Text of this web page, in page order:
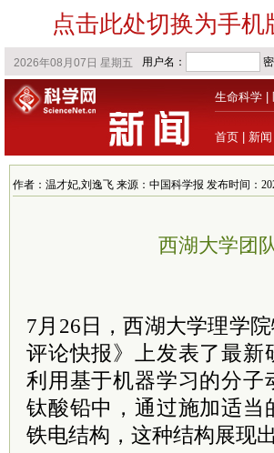
点击此处切换为手机
生命科学
首页 新闻
作者：温才妃,刘逸飞 来源：中国科学报 发布时间：
西湖大学团
7月26日，西湖大学理学
评论快报》上发表了最
利用基于机器学习的分
钛酸铅中，通过施加适
铁电结构，这种结构展现